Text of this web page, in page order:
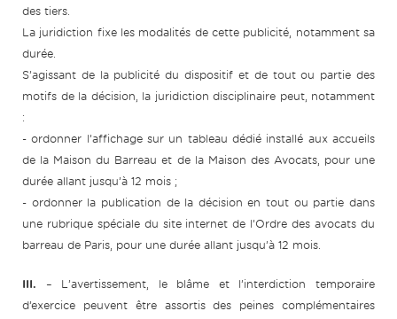
des tiers.
La juridiction fixe les modalités de cette publicité, notamment sa
durée.
S’agissant de la publicité du dispositif et de tout ou partie des
motifs de la décision, la juridiction disciplinaire peut, notamment
:
- ordonner l’affichage sur un tableau dédié installé aux accueils
de la Maison du Barreau et de la Maison des Avocats, pour une
durée allant jusqu’à 12 mois ;
- ordonner la publication de la décision en tout ou partie dans
une rubrique spéciale du site internet de l’Ordre des avocats du
barreau de Paris, pour une durée allant jusqu’à 12 mois.
III. – L’avertissement, le blâme et l’interdiction temporaire
d’exercice peuvent être assortis des peines complémentaires